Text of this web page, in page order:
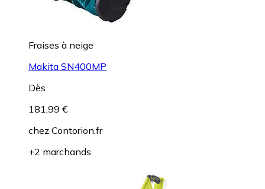
Fraises à neige
Makita SN400MP
Dès
181,99 €
chez Contorion.fr
+2 marchands